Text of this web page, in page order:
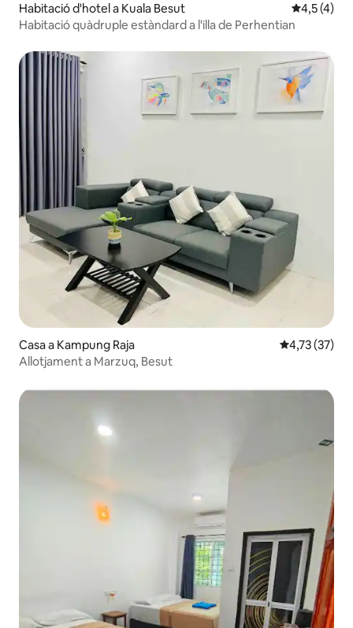
Habitació d'hotel a Kuala Besut 4,5 de
4,5 (4)
Habitació quàdruple estàndard a l'illa de Perhentian
Casa a Kampung Raja 4,73 de
4,73 (37)
Allotjament a Marzuq, Besut